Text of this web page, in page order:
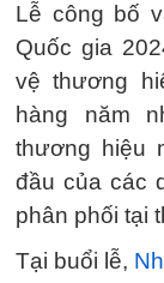
Lễ công bố
Quốc gia
vệ thương
hàng năm
thương hiệu
đầu của các
phân phối tại
Tại buổi lễ,